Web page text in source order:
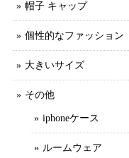
帽子 キャップ
個性的なファッション
大きいサイズ
その他
iphoneケース
ルームウェア